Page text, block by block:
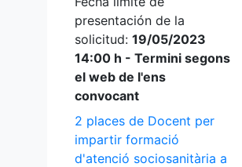
presentación de la
solicitud: 19/05/2023
14:00 h - Termini segons
el web de l'ens
convocant
2 places de Docent per
impartir formació
d'atenció sociosanitària a